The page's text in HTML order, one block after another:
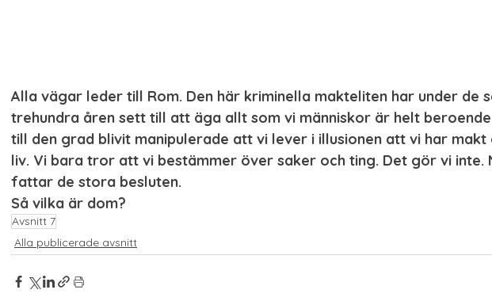
Alla vägar leder till Rom. Den här kriminella makteliten har under de
trehundra åren sett till att äga allt som vi människor är helt
till den grad blivit manipulerade att vi lever i illusionen att vi har
liv. Vi bara tror att vi bestämmer över saker och ting. Det gör vi inte.
fattar de stora besluten.
Så vilka är dom?
Avsnitt 7
Alla publicerade avsnitt